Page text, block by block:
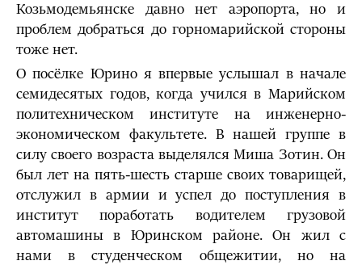
Козьмодемьянске давно нет аэропорта, но и
проблем добраться до горномарийской стороны
тоже нет.
О посёлке Юрино я впервые услышал в начале
семидесятых годов, когда учился в Марийском
политехническом институте на инженерно-
экономическом факультете. В нашей группе в
силу своего возраста выделялся Миша Зотин. Он
был лет на пять-шесть старше своих товарищей,
отслужил в армии и успел до поступления в
институт поработать водителем грузовой
автомашины в Юринском районе. Он жил с
нами в студенческом общежитии, но на